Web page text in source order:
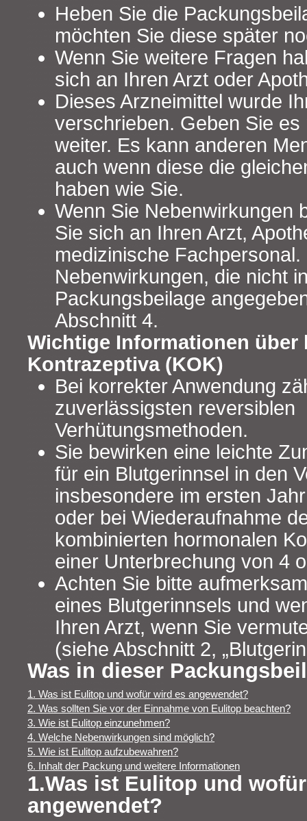
Heben Sie die
möchten Sie diese später
Wenn Sie weitere Fragen
sich an Ihren Arzt oder
Dieses Arzneimittel wurde
verschrieben. Geben Sie es
weiter. Es kann anderen
auch wenn diese die
haben wie Sie.
Wenn Sie Nebenwirkungen
Sie sich an Ihren Arzt,
medizinische
Nebenwirkungen, die nicht
Packungsbeilage
Abschnitt 4.
Wichtige Informationen über
Kontrazeptiva (KOK)
Bei korrekter Anwendung
zuverlässigsten reversiblen
Verhütungsmethoden.
Sie bewirken eine leichte
für ein Blutgerinnsel in den
insbesondere im ersten
oder bei Wiederaufnahme
kombinierten hormonalen
einer Unterbrechung von 4
Achten Sie bitte
eines Blutgerinnsels und
Ihren Arzt, wenn Sie
(siehe Abschnitt 2,
Was in dieser
1. Was ist Eulitop und wofür wird es angewendet?
2. Was sollten Sie vor der Einnahme von Eulitop beachten?
3. Wie ist Eulitop einzunehmen?
4. Welche Nebenwirkungen sind möglich?
5. Wie ist Eulitop aufzubewahren?
6. Inhalt der Packung und weitere Informationen
1.Was ist Eulitop und
angewendet?